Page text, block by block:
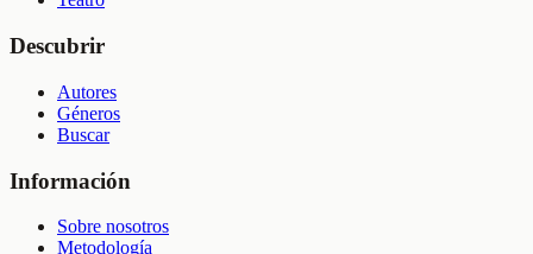
Descubrir
Autores
Géneros
Buscar
Información
Sobre nosotros
Metodología